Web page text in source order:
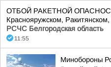
ОТБОЙ РАКЕТНОЙ
Краснояружском,
РСЧС Белгородская область
11:55
Минобороны